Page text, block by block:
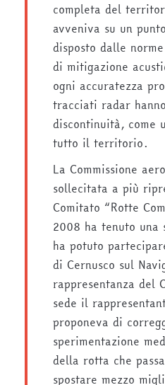
completa del
avveniva su un
disposto dalle norme
di mitigazione
ogni accuratezza
tracciati radar
discontinuità, come
tutto il territorio.
La Commissione
sollecitata a più
Comitato “Rotte
2008 ha tenuto una
ha potuto
di Cernusco sul
rappresentanza del
sede il
proponeva di
sperimentazione
della rotta che
spostare mezzo